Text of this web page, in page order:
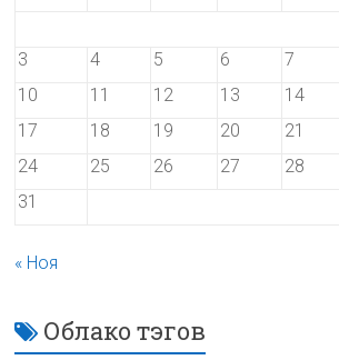
3
4 5 6 7
10
11 12 13 14
17
18 19 20 21
24
25 26 27 28
31
« Ноя
Облако тэгов